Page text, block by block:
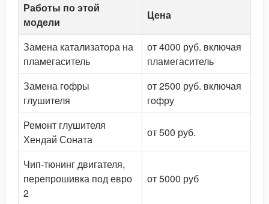
Работы по этой
модели
Цена
Замена катализатора на
пламегаситель
от 4000 руб. включая
пламегаситель
Замена гофры
глушителя
от 2500 руб. включая
гофру
Ремонт глушителя
Хендай Соната
от 500 руб.
Чип-тюнинг двигателя,
перепрошивка под евро
2
от 5000 руб